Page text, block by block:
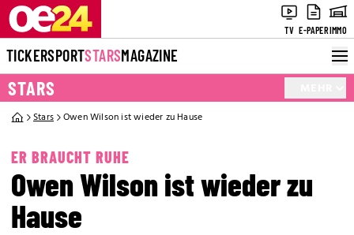
TV E-PAPERIMMO
TICKERSPORTSTARSMAGAZINE
STARS
Stars Owen Wilson ist wieder zu Hause
ER BRAUCHT RUHE
Owen Wilson ist wieder zu
Hause